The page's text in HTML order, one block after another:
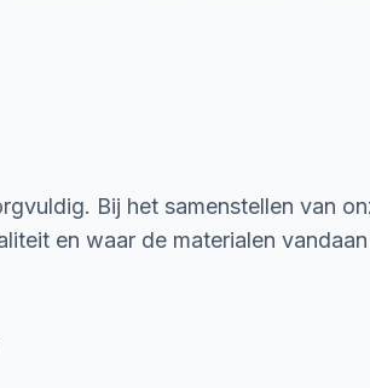
Bij het samenstellen van
en waar de materialen vandaan